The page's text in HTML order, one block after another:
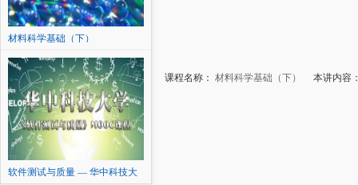
材料科学基础（下）
软件测试与质量 — 华中科技大
课程名称： 材料科学基础（下） 本讲内容